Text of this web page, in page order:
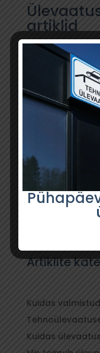
artiklid
Loe lähemalt,
silmas pidada,
Artiklite
Kuidas
Kuidas